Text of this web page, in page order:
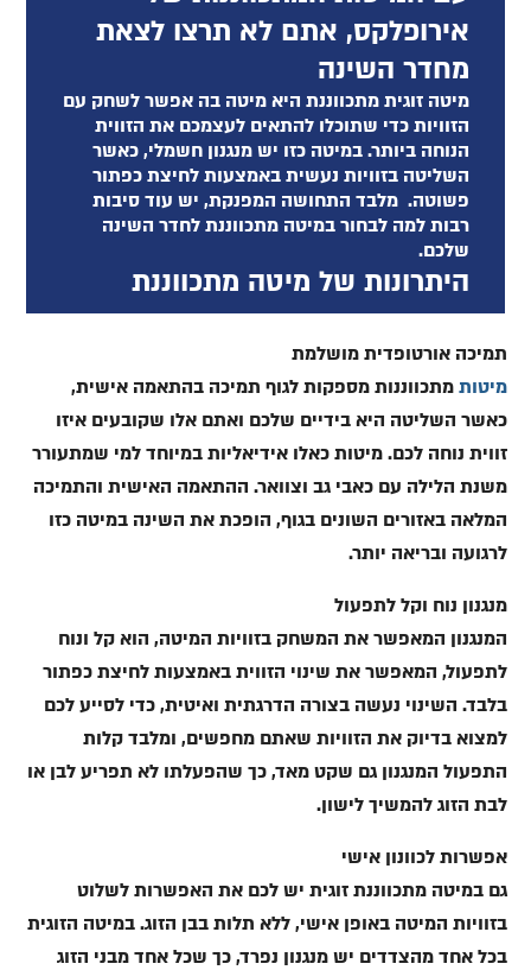
אירופלקס, אתם לא תרצו לצאת
מחדר השינה
מיטה זוגית מתכווננת היא מיטה בה אפשר לשחק עם
הזוויות כדי שתוכלו להתאים לעצמכם את הזווית
הנוחה ביותר. במיטה כזו יש מנגנון חשמלי, כאשר
השליטה בזוויות נעשית באמצעות לחיצת כפתור
פשוטה. מלבד התחושה המפנקת, יש עוד סיבות
רבות למה לבחור במיטה מתכווננת לחדר השינה
שלכם.
היתרונות של מיטה מתכווננת
תמיכה אורטופדית מושלמת
מיטותמתכווננות מספקות לגוף תמיכה בהתאמה אישית,
כאשר השליטה היא בידיים שלכם ואתם אלו שקובעים איזו
זווית נוחה לכם. מיטות כאלו אידיאליות במיוחד למי שמתעורר
משנת הלילה עם כאבי גב וצוואר. ההתאמה האישית והתמיכה
המלאה באזורים השונים בגוף, הופכת את השינה במיטה כזו
לרגועה ובריאה יותר.
מנגנון נוח וקל לתפעול
המנגנון המאפשר את המשחק בזוויות המיטה, הוא קל ונוח
לתפעול, המאפשר את שינוי הזווית באמצעות לחיצת כפתור
בלבד. השינוי נעשה בצורה הדרגתית ואיטית, כדי לסייע לכם
למצוא בדיוק את הזוויות שאתם מחפשים, ומלבד קלות
התפעול המנגנון גם שקט מאד, כך שהפעלתו לא תפריע לבן או
לבת הזוג להמשיך לישון.
אפשרות לכוונון אישי
גם במיטה מתכווננת זוגית יש לכם את האפשרות לשלוט
בזוויות המיטה באופן אישי, ללא תלות בבן הזוג. במיטה הזוגית
בכל אחד מהצדדים יש מנגנון נפרד, כך שכל אחד מבני הזוג